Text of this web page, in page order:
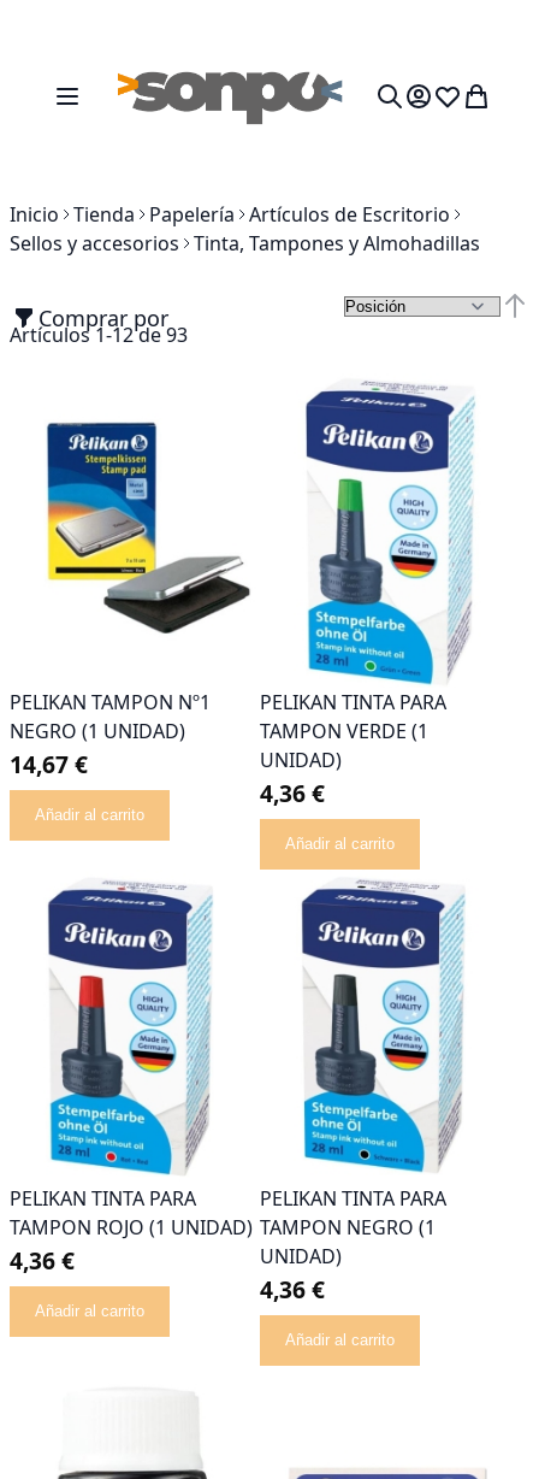
Toggle Nav Mi cesta
Inicio Tienda Papelería Artículos de Escritorio
Sellos y accesorios Tinta, Tampones y Almohadillas
Comprar por
Artículos1-12de93
PELIKAN TAMPON Nº1
NEGRO (1 UNIDAD)
14,67 €
Añadir al carrito
PELIKAN TINTA PARA
TAMPON VERDE (1
UNIDAD)
4,36 €
Añadir al carrito
PELIKAN TINTA PARA
TAMPON ROJO (1 UNIDAD)
4,36 €
Añadir al carrito
PELIKAN TINTA PARA
TAMPON NEGRO (1
UNIDAD)
4,36 €
Añadir al carrito